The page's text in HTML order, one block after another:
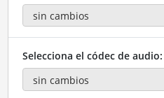
Selecciona el códec de audio: